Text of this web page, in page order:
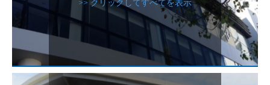
>> クリックしてすべてを表示